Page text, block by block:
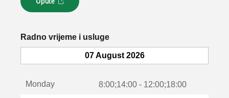
L
i
k
o
Radno vrijeme i usluge
07 August 2026
Monday 8:00;14:00 - 12:00;18:00